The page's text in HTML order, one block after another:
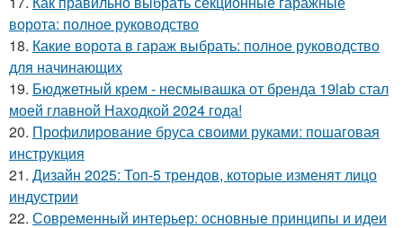
ворота: полное руководство
18. Какие ворота в гараж выбрать: полное руководство
для начинающих
19. Бюджетный крем - несмывашка от бренда 19lab стал
моей главной Находкой 2024 года!
20. Профилирование бруса своими руками: пошаговая
инструкция
21. Дизайн 2025: Топ-5 трендов, которые изменят лицо
индустрии
22. Современный интерьер: основные принципы и идеи